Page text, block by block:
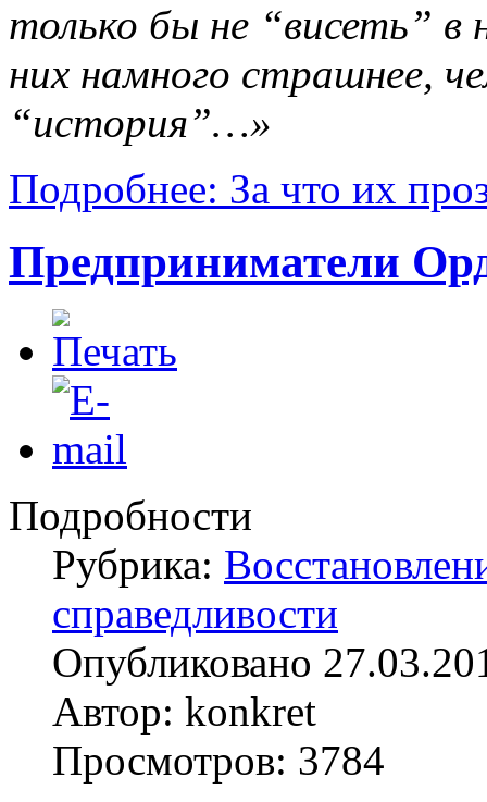
только бы не “висеть” в
них намного страшнее,
“история”…»
Подробнее: За что их
Предприниматели
Подробности
Рубрика:
справедливости
Опубликовано
Автор: konkret
Просмотров: 3784